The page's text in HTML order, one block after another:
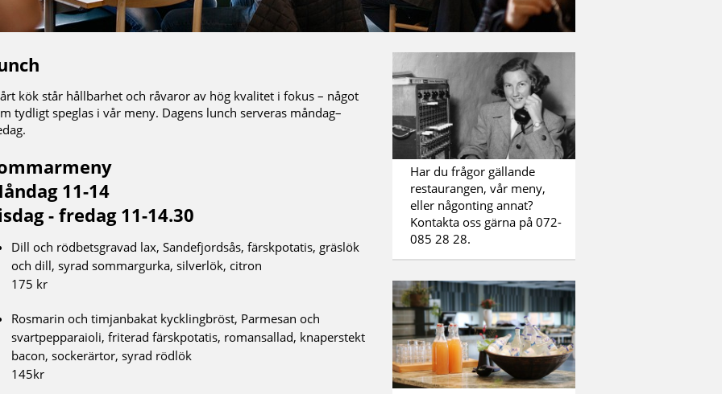
kök står hållbarhet och råvaror av hög kvalitet i fokus – något
tydligt speglas i vår meny. Dagens lunch serveras måndag–
11-14
- fredag 11-14.30
Dill och rödbetsgravad lax, Sandefjordsås, färskpotatis, gräslök
och dill, syrad sommargurka, silverlök, citron
175 kr
Rosmarin och timjanbakat kycklingbröst, Parmesan och
svartpepparaioli, friterad färskpotatis, romansallad, knaperstekt
bacon, sockerärtor, syrad rödlök
145kr
Har du frågor gällande
restaurangen, vår meny,
eller någonting annat?
Kontakta oss gärna på 072-
085 28 28.